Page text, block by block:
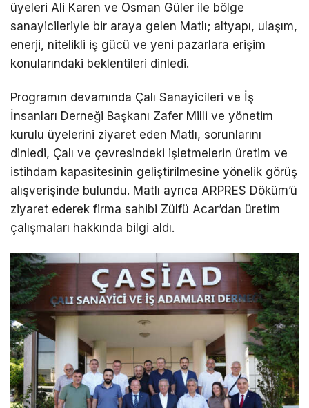
üyeleri Ali Karen ve Osman Güler ile bölge
sanayicileriyle bir araya gelen Matlı; altyapı, ulaşım,
enerji, nitelikli iş gücü ve yeni pazarlara erişim
konularındaki beklentileri dinledi.
Programın devamında Çalı Sanayicileri ve İş
İnsanları Derneği Başkanı Zafer Milli ve yönetim
kurulu üyelerini ziyaret eden Matlı, sorunlarını
dinledi, Çalı ve çevresindeki işletmelerin üretim ve
istihdam kapasitesinin geliştirilmesine yönelik görüş
alışverişinde bulundu. Matlı ayrıca ARPRES Döküm’ü
ziyaret ederek firma sahibi Zülfü Acar’dan üretim
çalışmaları hakkında bilgi aldı.